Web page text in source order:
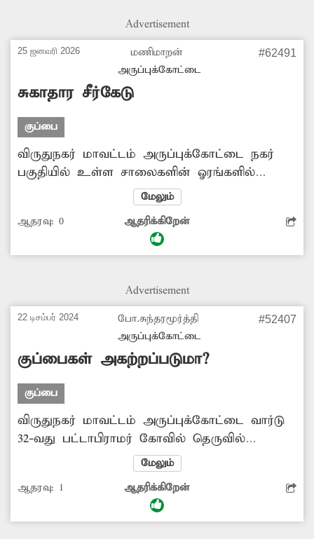
இதனால் தொற்று நோய் பரவும் அபாய நிலை
அகற்ற விரைந்து நடவடிக்கை எடுக்கப்படுமா?
Advertisement
25 ஜனவரி 2026
மணிமாறன்
அருப்புக்கோட்டை
#62491
சுகாதார சீர்கேடு
குப்பை
விருதுநகர் மாவட்டம் அருப்புக்கோட்டை நகர்
பகுதியில் உள்ள சாலைகளின் ஓரங்களில்
குப்பைகள் அள்ளப்படாமல் ஆங்காங்கே
அதிகளவில் தேங்கி கிடக்கின்றது. இதனால்
அப்பகுதியில் சுகாதார சீர்கேடு ஏற்படுவதுடன்
சாலையில் நடந்து செல்லும் பொதுமக்கள்
குப்பைகளில் இருந்து ஏற்படும் துர்நாற்றத்தால்
உள்ளது. எனவே இதுகுறித்து சம்பந்தப்பட்ட
அதிகாரிகள் சாலையோரம் தேங்கி கிடக்கும்
குப்பைகளை அகற்ற நடவடிக்கை எடுப்பார்களா?
மேலும்
ஆதரவு: 0 ஆதரிக்கிறேன்
Advertisement
22 டிசம்பர் 2024
போ.சுந்தரமூர்த்தி
அருப்புக்கோட்டை
#52407
குப்பைகள் அகற்றப்படுமா?
குப்பை
விருதுநகர் மாவட்டம் அருப்புக்கோட்டை வார்டு
32-வது பட்டாபிராமர் கோவில் தெருவில்
சாலையின் ஓரமாக குப்பைகள் அதிகளவில்
குவிக்கப்பட்டுள்ளன. இதனால் அப்பகுதியில்
அதிக துர்நாற்றும் வீசுவதுடன் சுகாதார சீர்கேடு
மேலும்
ஆதரவு: 1 ஆதரிக்கிறேன்